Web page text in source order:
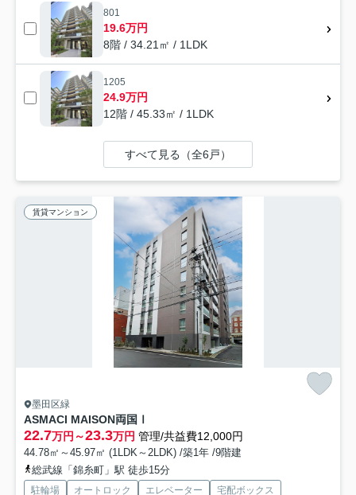
801
19.6万円
8階 / 34.21㎡ / 1LDK
1205
24.9万円
12階 / 45.33㎡ / 1LDK
すべて見る（全6戸）
賃貸マンション
墨田区緑
ASMACI MAISON両国Ⅰ
22.7万円～23.3万円 管理/共益費12,000円
44.78㎡～45.97㎡ (1LDK～2LDK) /築1年 /9階建
総武線「錦糸町」駅 徒歩15分
駐輪場 オートロック エレベーター 宅配ボックス